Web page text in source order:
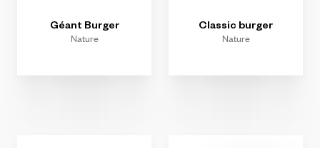
Géant Burger
Nature
Classic burger
Nature